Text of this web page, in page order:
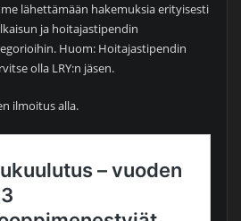
lähettämään hakemuksia erityisesti
ja hoitajastipendin
Huom: Hoitajastipendin
olla LRY:n jäsen.
ilmoitus alla.